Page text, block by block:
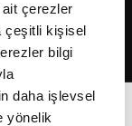
çerezler
çeşitli kişisel
bilgi
daha işlevsel
yönelik